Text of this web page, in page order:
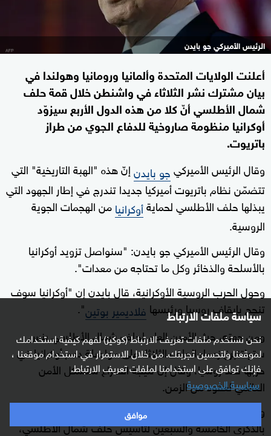
سياسة ملفات الارتباط
نحن نستخدم ملفات تعريف الارتباط (كوكيز) لفهم كيفية استخدامك
لموقعنا ولتحسين تجربتك. من خلال الاستمرار في استخدام موقعنا ،
فإنك توافق على استخدامنا لملفات تعريف الارتباط.
سياسية الخصوصية
موافق
الرئيس الأميركي جو بايدن
أعلنت الولايات المتحدة وألمانيا ورومانيا وهولندا في
بيان مشترك نشر الثلاثاء في واشنطن خلال قمة حلف
شمال الأطلسي أنّ كلا من هذه الدول الأربع سيزوّد
أوكرانيا منظومة صاروخية للدفاع الجوي من طراز
باتريوت.
وقال الرئيس الأميركيجو بايدنإنّ هذه "الهبة التاريخية" التي
تتضمّن نظام باتريوت أميركيا جديدا تندرج في إطار الجهود التي
يبذلها حلف الأطلسي لحمايةأوكرانيامن الهجمات الجوية
الروسية.
وقال الرئيس الأميركي جو بايدن: "سنواصل تزويد أوكرانيا
بالأسلحة والذخائر وكل ما تحتاجه من معدات".
وحول الحرب الروسية الأوكرانية، قال بايدن إن "أوكرانيا سوف
تنجح بإيقاف روسيا ورئيسها فلاديمير بوتين".
ومن جهته، حث الأمين العام لحلف شمال الأطلسي ينس
ستولتنبرغ زعماء الحلف الثلاثاء على مواصلة دعم أوكرانيا في
حربها ضد روسيا، وقال إن نتيجة الصراع ستشكل الأمن
العالمي لعقود من الزمن.
وفي بداية قمة في العاصمة الأميركية واشنطن للاحتفال
بالذكرى الخامسة والسبعين لتأسيس حلف شمال الأطلسي،